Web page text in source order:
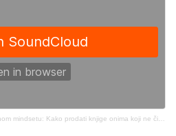
mindsetu: Kako prodati knjige onima koji ne čitaju